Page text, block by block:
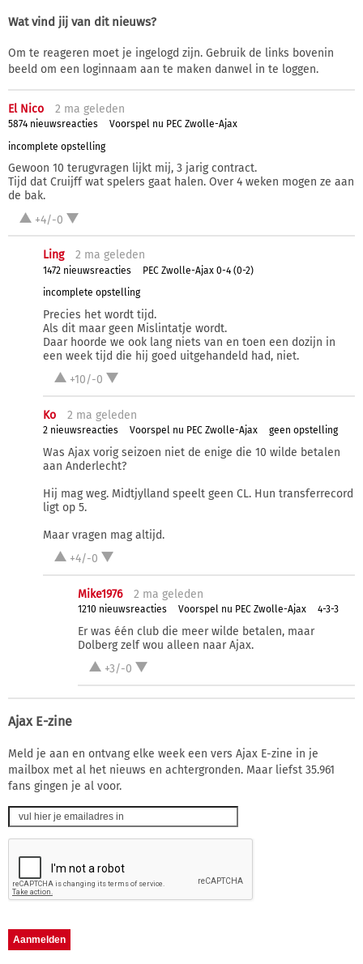
Wat vind jij van dit nieuws?
Om te reageren moet je ingelogd zijn. Gebruik de links bovenin
beeld om een loginnaam aan te maken danwel in te loggen.
El Nico 2 ma geleden
5874 nieuwsreacties
Voorspel nu PEC Zwolle-Ajax
incomplete opstelling
Gewoon 10 terugvragen lijkt mij, 3 jarig contract.
Tijd dat Cruijff wat spelers gaat halen. Over 4 weken mogen ze aan
de bak.
+4/-0
Ling 2 ma geleden
1472 nieuwsreacties
PEC Zwolle-Ajax 0-4 (0-2)
incomplete opstelling
Precies het wordt tijd.
Als dit maar geen Mislintatje wordt.
Daar hoorde we ook lang niets van en toen een dozijn in
een week tijd die hij goed uitgehandeld had, niet.
+10/-0
Ko 2 ma geleden
2 nieuwsreacties Voorspel nu PEC Zwolle-Ajax geen opstelling
Was Ajax vorig seizoen niet de enige die 10 wilde betalen
aan Anderlecht?
Hij mag weg. Midtjylland speelt geen CL. Hun transferrecord
ligt op 5.
Maar vragen mag altijd.
+4/-0
Mike1976 2 ma geleden
1210 nieuwsreacties Voorspel nu PEC Zwolle-Ajax 4-3-3
Er was één club die meer wilde betalen, maar
Dolberg zelf wou alleen naar Ajax.
+3/-0
Ajax E-zine
Meld je aan en ontvang elke week een vers Ajax E-zine in je
mailbox met al het nieuws en achtergronden. Maar liefst 35.961
fans gingen je al voor.